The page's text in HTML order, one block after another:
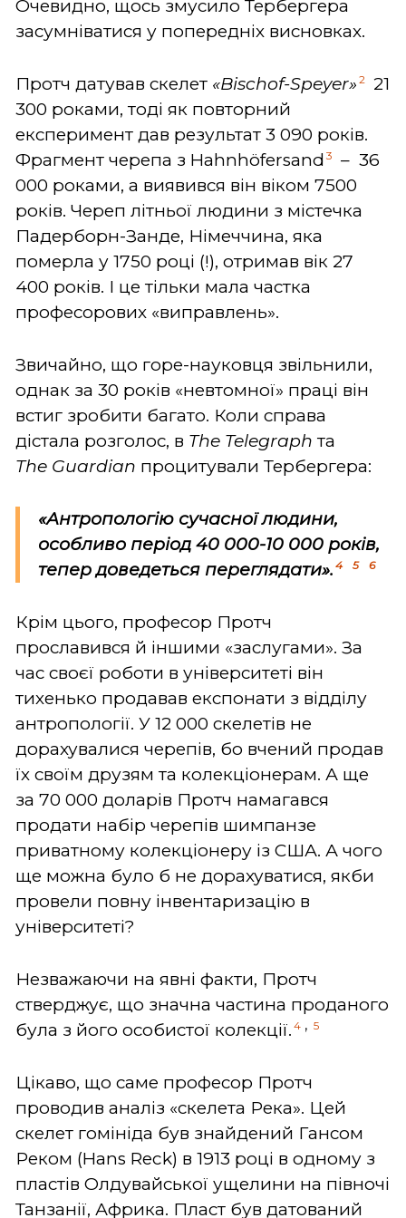
Очевидно, щось змусило Тербергера
засумніватися у попередніх висновках.
Протч датував скелет «Bischof-Speyer» 2
21
300 роками, тоді як повторний
експеримент дав результат 3 090 років.
Фрагмент черепа з Hahnhöfersand 3
– 36
000 роками, а виявився він віком 7500
років. Череп літньої людини з містечка
Падерборн-Занде, Німеччина, яка
померла у 1750 році (!), отримав вік 27
400 років. І це тільки мала частка
професорових «виправлень».
Звичайно, що горе-науковця звільнили,
однак за 30 років «невтомної» праці він
встиг зробити багато. Коли справа
дістала розголос, в The Telegraph та
The Guardian процитували Тербергера:
«Антропологію сучасної людини,
особливо період 40 000-10 000 років,
тепер доведеться переглядати». 4 5 6
Крім цього, професор Протч
прославився й іншими «заслугами». За
час своєї роботи в університеті він
тихенько продавав експонати з відділу
антропології. У 12 000 скелетів не
дорахувалися черепів, бо вчений продав
їх своїм друзям та колекціонерам. А ще
за 70 000 доларів Протч намагався
продати набір черепів шимпанзе
приватному колекціонеру із США. А чого
ще можна було б не дорахуватися, якби
провели повну інвентаризацію в
університеті?
Незважаючи на явні факти, Протч
стверджує, що значна частина проданого
була з його особистої колекції. 4 , 5
Цікаво, що саме професор Протч
проводив аналіз «скелета Река». Цей
скелет гомініда був знайдений Гансом
Реком (Hans Reck) в 1913 році в одному з
пластів Олдувайської ущелини на півночі
Танзанії, Африка. Пласт був датований